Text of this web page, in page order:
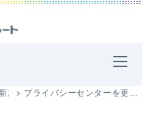
履歴プライバシーセンターを更新しました